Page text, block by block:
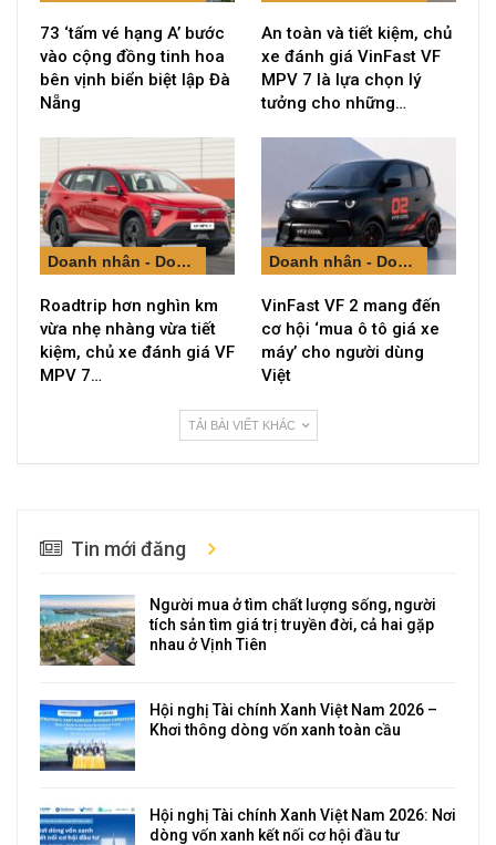
73 ‘tấm vé hạng A’ bước
vào cộng đồng tinh hoa
bên vịnh biển biệt lập Đà
Nẵng
An toàn và tiết kiệm, chủ
xe đánh giá VinFast VF
MPV 7 là lựa chọn lý
tưởng cho những…
Doanh nhân - Doanh nghiệp
Roadtrip hơn nghìn km
vừa nhẹ nhàng vừa tiết
kiệm, chủ xe đánh giá VF
MPV 7…
Doanh nhân - Doanh nghiệp
VinFast VF 2 mang đến
cơ hội ‘mua ô tô giá xe
máy’ cho người dùng
Việt
TẢI BÀI VIẾT KHÁC
Tin mới đăng
Người mua ở tìm chất lượng sống, người
tích sản tìm giá trị truyền đời, cả hai gặp
nhau ở Vịnh Tiên
Hội nghị Tài chính Xanh Việt Nam 2026 –
Khơi thông dòng vốn xanh toàn cầu
Hội nghị Tài chính Xanh Việt Nam 2026: Nơi
dòng vốn xanh kết nối cơ hội đầu tư